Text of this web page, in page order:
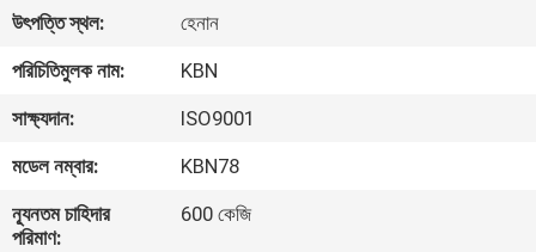
আমাদের
সম্পর্কে
কারখানা
ভ্রমণ
উৎপত্তি স্থল:
হেনান
পরিচিতিমুলক নাম:
KBN
সাক্ষ্যদান:
ISO9001
মডেল নম্বার:
KBN78
ন্যূনতম চাহিদার
পরিমাণ:
600 কেজি